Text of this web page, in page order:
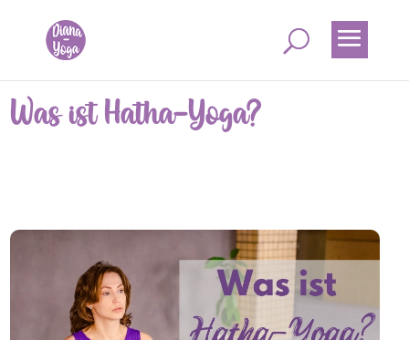
Was ist Hatha-Yoga?